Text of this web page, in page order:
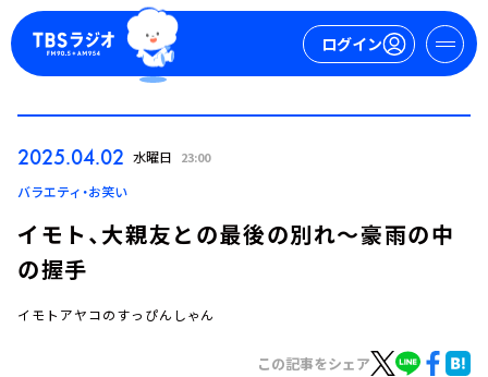
ログイン
ログイン
2025.04.02 水曜日 23:00
バラエティ・お笑い
イモト、大親友との最後の別れ～豪雨の中
の握手
イモトアヤコのすっぴんしゃん
この記事をシェア